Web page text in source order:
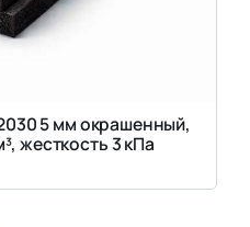
5 мм окрашенный,
жесткость 3 кПа